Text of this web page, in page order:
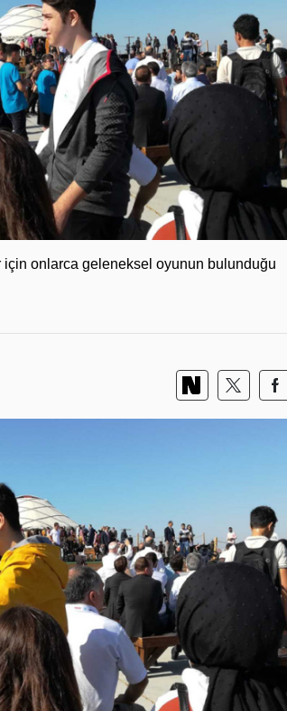
onlarca geleneksel oyunun bulunduğu